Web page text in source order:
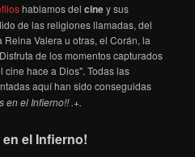
hablamos delciney sus
de las religiones llamadas, del
Reina Valera u otras, el Corán, la
de los momentos capturados
cine hace a Dios". Todas las
aquí han sido conseguidas
en el Infierno!! .+.
el Infierno!